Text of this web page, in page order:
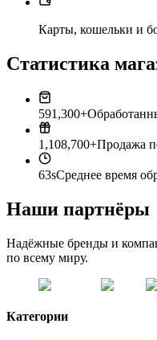
Карты, кошельки и
Статистика
591,300+
1,108,700+Продажа
63sСреднее время
Наши партнёры
Надёжные бренды и
по всему миру.
Категории